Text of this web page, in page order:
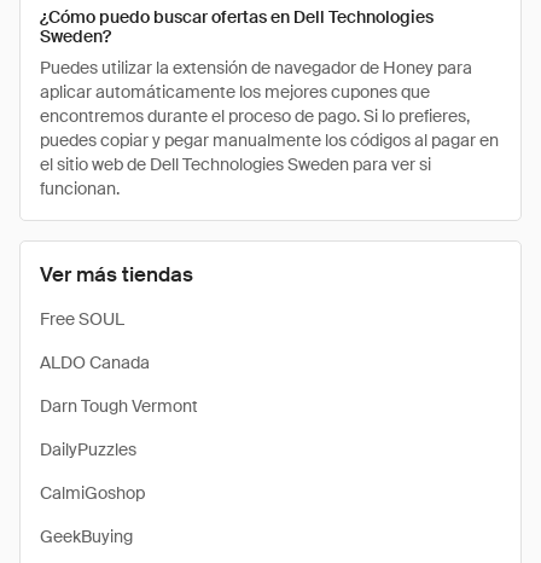
Ver más tiendas
Free SOUL
ALDO Canada
Darn Tough Vermont
DailyPuzzles
CalmiGoshop
GeekBuying
¿Cómo puedo buscar ofertas en Dell Technologies
Sweden?
Puedes utilizar la extensión de navegador de Honey para
aplicar automáticamente los mejores cupones que
encontremos durante el proceso de pago. Si lo prefieres,
puedes copiar y pegar manualmente los códigos al pagar en
el sitio web de Dell Technologies Sweden para ver si
funcionan.